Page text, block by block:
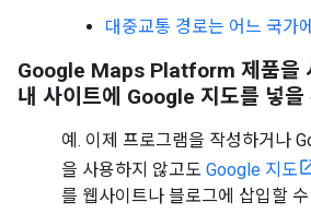
대중교통 경로는 어느 국가
Google Maps Platform 제품을
내 사이트에 Google 지도를 넣을
예. 이제 프로그램을 작성하거나
을 사용하지 않고도 Google 지도
를 웹사이트나 블로그에 삽입할